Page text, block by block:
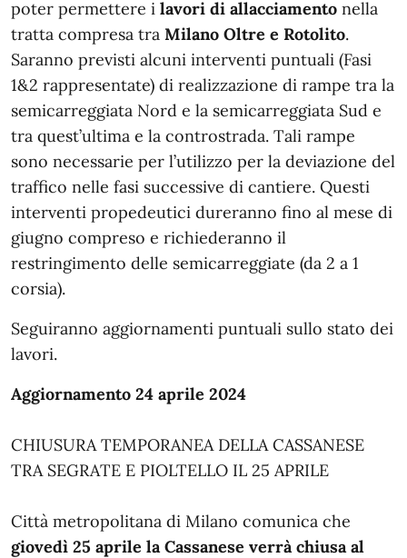
poter permettere i lavori di allacciamento nella
tratta compresa tra Milano Oltre e Rotolito.
Saranno previsti alcuni interventi puntuali (Fasi
1&2 rappresentate) di realizzazione di rampe tra la
semicarreggiata Nord e la semicarreggiata Sud e
tra quest’ultima e la controstrada. Tali rampe
sono necessarie per l’utilizzo per la deviazione del
traffico nelle fasi successive di cantiere. Questi
interventi propedeutici dureranno fino al mese di
giugno compreso e richiederanno il
restringimento delle semicarreggiate (da 2 a 1
corsia).
Seguiranno aggiornamenti puntuali sullo stato dei
lavori.
Aggiornamento 24 aprile 2024
CHIUSURA TEMPORANEA DELLA CASSANESE
TRA SEGRATE E PIOLTELLO IL 25 APRILE
Città metropolitana di Milano comunica che
giovedì 25 aprile la Cassanese verrà chiusa al